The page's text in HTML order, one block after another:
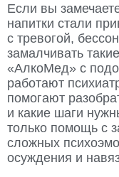
Если вы
напитки стали
с тревогой,
замалчивать
«АлкоМед» с
работают
помогают
и какие шаги
только помощь с
сложных
осуждения и